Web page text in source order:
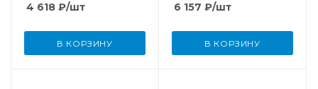
4 618 ₽/шт
В КОРЗИНУ
6 157 ₽/шт
В КОРЗИНУ